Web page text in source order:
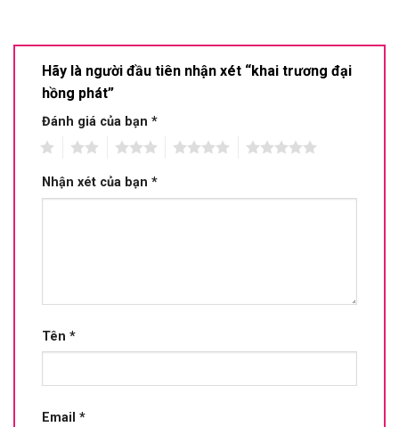
Hãy là người đầu tiên nhận xét “khai trương đại
hồng phát”
Đánh giá của bạn *
Nhận xét của bạn *
Tên *
Email *